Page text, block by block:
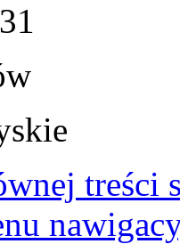
treści